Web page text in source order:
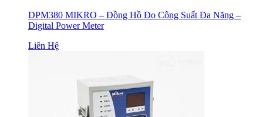
DPM380 MIKRO – Đồng Hồ Đo Công Suất Đa Năng –
Digital Power Meter
Liên Hệ